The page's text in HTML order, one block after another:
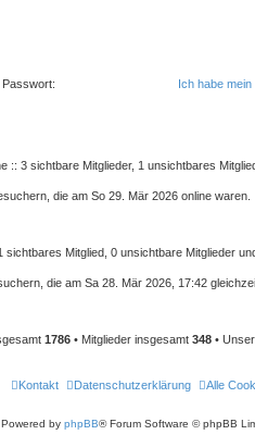
Passwort:
Ich habe
:: 3 sichtbare Mitglieder, 1 unsichtbares
die am So 29. Mär 2026 online waren.
sichtbares Mitglied, 0 unsichtbare Mitglieder
die am Sa 28. Mär 2026, 17:42
1786 • Mitglieder insgesamt 348 •
Alle
Datenschutzerklärung
Kontakt
Powered by phpBB® Forum Software © phpBB